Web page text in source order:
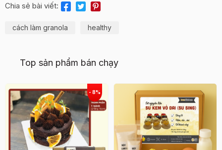
Chia sẻ bài viết:
cách làm granola healthy
Top sản phẩm bán chạy